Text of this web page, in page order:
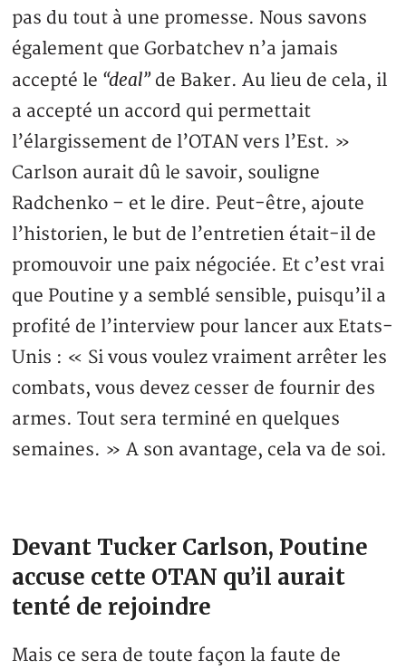
pas du tout à une promesse. Nous savons
également que Gorbatchev n’a jamais
accepté le “deal”de Baker. Au lieu de cela, il
a accepté un accord qui permettait
l’élargissement de l’OTAN vers l’Est. »
Carlson aurait dû le savoir, souligne
Radchenko – et le dire. Peut-être, ajoute
l’historien, le but de l’entretien était-il de
promouvoir une paix négociée. Et c’est vrai
que Poutine y a semblé sensible, puisqu’il a
profité de l’interview pour lancer aux Etats-
Unis : « Si vous voulez vraiment arrêter les
combats, vous devez cesser de fournir des
armes. Tout sera terminé en quelques
semaines. » A son avantage, cela va de soi.
Devant Tucker Carlson, Poutine
accuse cette OTAN qu’il aurait
tenté de rejoindre
Mais ce sera de toute façon la faute de